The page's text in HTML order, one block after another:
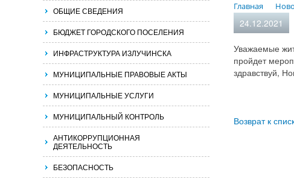
Главная
24.12.2021
Уважаемые
пройдет
здравствуй,
Возврат к
ОБЩИЕ СВЕДЕНИЯ
БЮДЖЕТ ГОРОДСКОГО ПОСЕЛЕНИЯ
ИНФРАСТРУКТУРА ИЗЛУЧИНСКА
МУНИЦИПАЛЬНЫЕ ПРАВОВЫЕ АКТЫ
МУНИЦИПАЛЬНЫЕ УСЛУГИ
МУНИЦИПАЛЬНЫЙ КОНТРОЛЬ
АНТИКОРРУПЦИОННАЯ
ДЕЯТЕЛЬНОСТЬ
БЕЗОПАСНОСТЬ